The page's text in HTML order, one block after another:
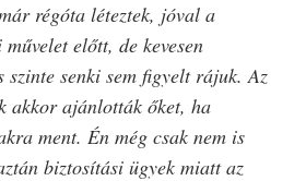
régóta léteztek, jóval a
előtt, de kevesen
szinte senki sem figyelt rájuk. Az
akkor ajánlották őket, ha
ment. Én még csak nem is
biztosítási ügyek miatt az